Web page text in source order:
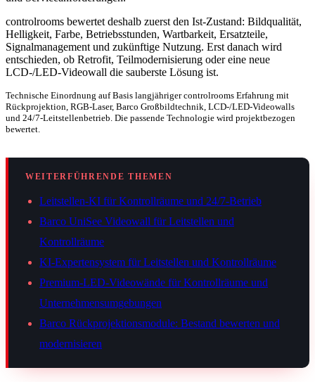
controlrooms bewertet deshalb zuerst den Ist-Zustand: Bildqualität,
Helligkeit, Farbe, Betriebsstunden, Wartbarkeit, Ersatzteile,
Signalmanagement und zukünftige Nutzung. Erst danach wird
entschieden, ob Retrofit, Teilmodernisierung oder eine neue
LCD-/LED-Videowall die sauberste Lösung ist.
Technische Einordnung auf Basis langjähriger controlrooms Erfahrung mit
Rückprojektion, RGB-Laser, Barco Großbildtechnik, LCD-/LED-Videowalls
und 24/7-Leitstellenbetrieb. Die passende Technologie wird projektbezogen
bewertet.
WEITERFÜHRENDE THEMEN
Leitstellen-KI für Kontrollräume und 24/7-Betrieb
Barco UniSee Videowall für Leitstellen und
Kontrollräume
KI-Expertensystem für Leitstellen und Kontrollräume
Premium-LED-Videowände für Kontrollräume und
Unternehmensumgebungen
Barco Rückprojektionsmodule: Bestand bewerten und
modernisieren